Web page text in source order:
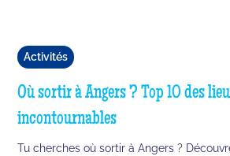
Activités
Où sortir à Angers ? Top 10 des
incontournables
Tu cherches où sortir à Angers ?